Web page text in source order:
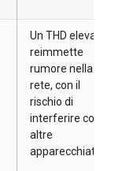
Un THD elevato
reimmette
rumore nella
rete, con il
rischio di
interferire con
altre
apparecchiature